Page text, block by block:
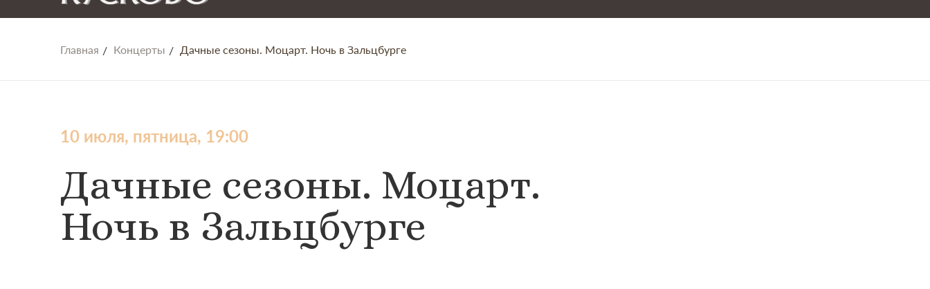
Главная Концерты Дачные сезоны. Моцарт. Ночь в Зальцбурге
10 июля, пятница, 19:00
Дачные сезоны. Моцарт.
Ночь в Зальцбурге